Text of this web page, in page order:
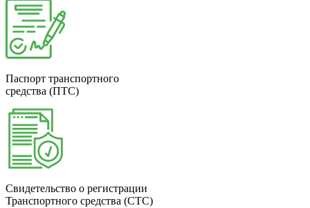
Паспорт транспортного
средства (ПТС)
Свидетельство о регистрации
Транспортного средства (СТС)